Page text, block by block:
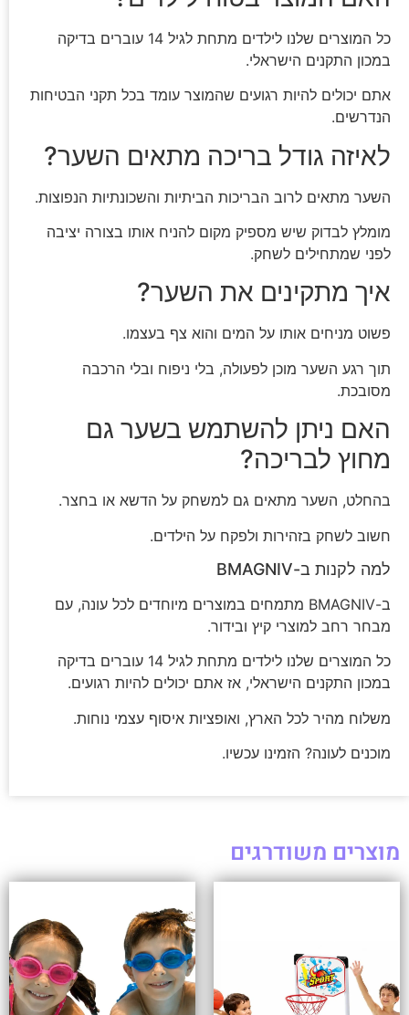
כל המוצרים שלנו לילדים מתחת לגיל 14 עוברים בדיקה
במכון התקנים הישראלי.
אתם יכולים להיות רגועים שהמוצר עומד בכל תקני הבטיחות
הנדרשים.
לאיזה גודל בריכה מתאים השער?
השער מתאים לרוב הבריכות הביתיות והשכונתיות הנפוצות.
מומלץ לבדוק שיש מספיק מקום להניח אותו בצורה יציבה
לפני שמתחילים לשחק.
איך מתקינים את השער?
פשוט מניחים אותו על המים והוא צף בעצמו.
תוך רגע השער מוכן לפעולה, בלי ניפוח ובלי הרכבה
מסובכת.
האם ניתן להשתמש בשער גם
מחוץ לבריכה?
בהחלט, השער מתאים גם למשחק על הדשא או בחצר.
חשוב לשחק בזהירות ולפקח על הילדים.
למה לקנות ב-BMAGNIV
ב-BMAGNIV מתמחים במוצרים מיוחדים לכל עונה, עם
מבחר רחב למוצרי קיץ ובידור.
כל המוצרים שלנו לילדים מתחת לגיל 14 עוברים בדיקה
במכון התקנים הישראלי, אז אתם יכולים להיות רגועים.
משלוח מהיר לכל הארץ, ואופציות איסוף עצמי נוחות.
מוכנים לעונה? הזמינו עכשיו.
מוצרים משודרגים